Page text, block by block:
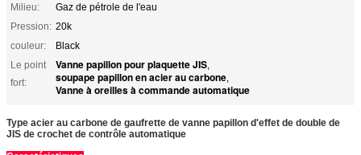
Milieu:
Gaz de pétrole de l'eau
Pression: 20k
couleur:
Black
Le point
fort:
Vanne papillon pour plaquette JIS,
soupape papillon en acier au carbone,
Vanne à oreilles à commande automatique
Type acier au carbone de gaufrette de vanne papillon d'effet de double de
JIS de crochet de contrôle automatique